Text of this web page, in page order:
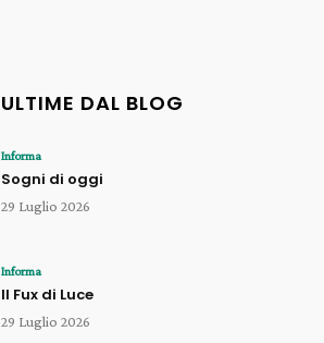
ULTIME DAL BLOG
Informa
Sogni di oggi
29 Luglio 2026
Informa
Il Fux di Luce
29 Luglio 2026